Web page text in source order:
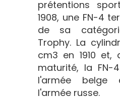
prétentions
1908, une FN-4
de sa
Trophy. La
cm3 en 1910 et,
maturité, la FN-
l'armée
l'armée russe.